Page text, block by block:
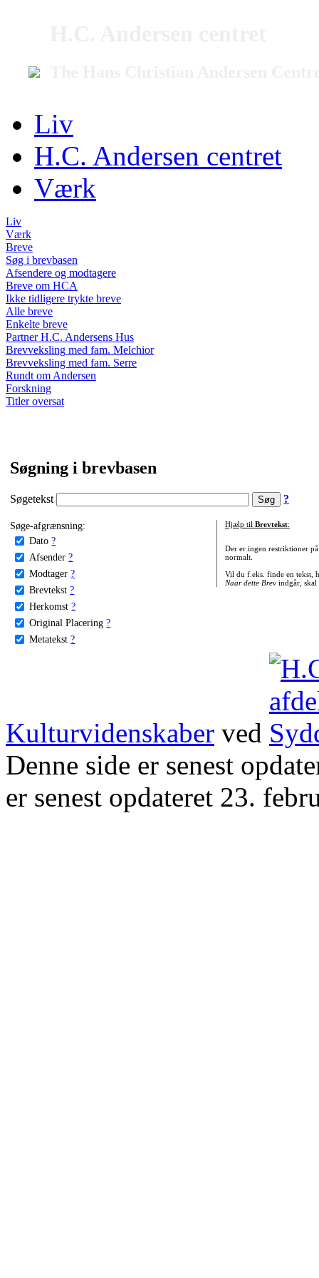
Liv
H.C. Andersen centret
Værk
Liv
Værk
Breve
Søg i brevbasen
Afsendere og modtagere
Breve om HCA
Ikke tidligere trykte breve
Alle breve
Enkelte breve
Partner H.C. Andersens Hus
Brevveksling med fam. Melchior
Brevveksling med fam. Serre
Rundt om Andersen
Forskning
Titler oversat
Søgning i brevbasen
Søgetekst ?
Søge-afgrænsning:
Dato ?
Afsender ?
Modtager ?
Brevtekst ?
Herkomst ?
Original Placering ?
Metatekst ?
Hjælp til Brevtekst:
Der er ingen restriktioner
normalt.
Vil du f.eks. finde en tekst,
Naar dette Brevindgår, skal
Kulturvidenskaber ved
Denne side er senest
er senest opdateret 23.